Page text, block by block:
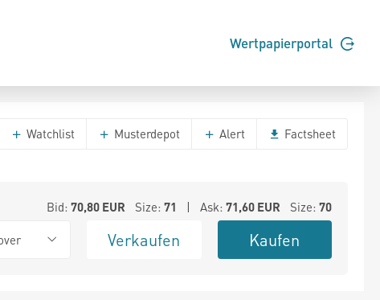
Wertpapierportal
Watchlist Musterdepot Alert Factsheet
Bid: 70,80EUR Size: 71 | Ask: 71,60EUR Size: 70
Verkaufen Kaufen